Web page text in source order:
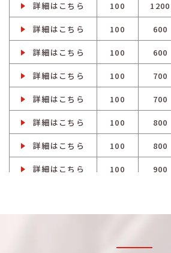
詳細はこちら 100 1200
詳細はこちら 100 600
詳細はこちら 100 600
詳細はこちら 100 700
詳細はこちら 100 700
詳細はこちら 100 800
詳細はこちら 100 800
詳細はこちら 100 900
詳細はこちら 100 1000